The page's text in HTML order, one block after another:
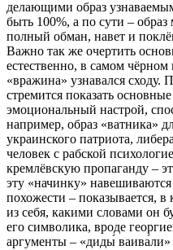
делающими образ
быть 100%, а по сути – образ
полный обман, навет и
Важно так же очертить
естественно, в самом
«вражина» узнавался сходу.
стремится показать
эмоциональный настрой,
например, образ «ватника»
украинского патриота,
человек с рабской
кремлёвскую пропаганду –
эту «начинку»
похожести – показывается,
из себя, какими словами он
его символика, вроде
аргументы – «диды́ ваива́ли»